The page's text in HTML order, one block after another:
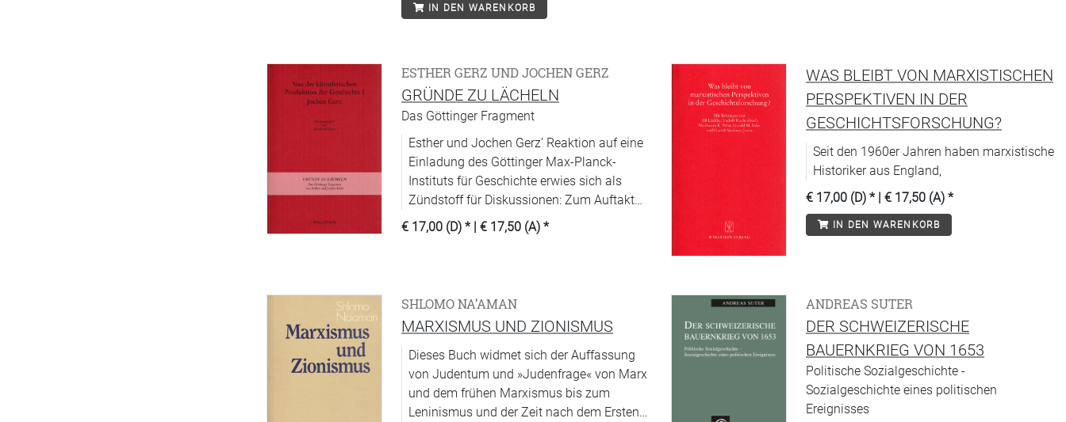
allem auf die Makro-Ebene, die großen
IN DEN WARENKORB
ESTHER GERZ UND JOCHEN GERZ
GRÜNDE ZU LÄCHELN
Das Göttinger Fragment
Esther und Jochen Gerz’ Reaktion auf eine
Einladung des Göttinger Max-Planck-
Instituts für Geschichte erwies sich als
Zündstoff für Diskussionen: Zum Auftakt
der Gesprächsreihe »Von der künstlerischen
Produktion der Geschichte« lieferten sie das
€ 17,00 (D) * | € 17,50 (A) *
WAS BLEIBT VON MARXISTISCHEN
PERSPEKTIVEN IN DER
GESCHICHTSFORSCHUNG?
Seit den 1960er Jahren haben marxistische
Historiker aus England,
€ 17,00 (D) * | € 17,50 (A) *
IN DEN WARENKORB
SHLOMO NA’AMAN
MARXISMUS UND ZIONISMUS
Dieses Buch widmet sich der Auffassung
von Judentum und »Judenfrage« von Marx
und dem frühen Marxismus bis zum
Leninismus und der Zeit nach dem Ersten
ANDREAS SUTER
DER SCHWEIZERISCHE
BAUERNKRIEG VON 1653
Politische Sozialgeschichte -
Sozialgeschichte eines politischen
Ereignisses